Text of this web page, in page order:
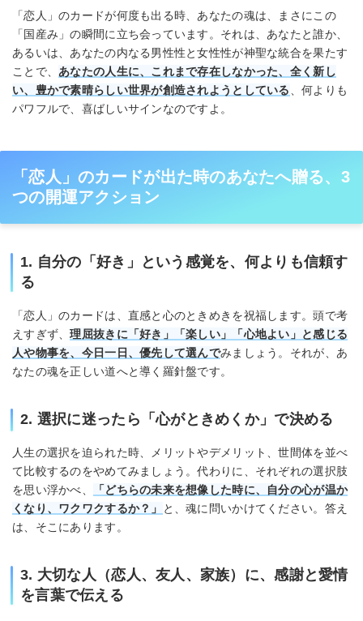
「恋人」のカードが何度も出る時、あなたの魂は、まさにこの
「国産み」の瞬間に立ち会っています。それは、あなたと誰か、
あるいは、あなたの内なる男性性と女性性が神聖な統合を果たす
ことで、 あなたの人生に、これまで存在しなかった、全く新し
い、豊かで素晴らしい世界が創造されようとしている
、何よりも
パワフルで、喜ばしいサインなのですよ。
「恋人」のカードが出た時のあなたへ贈る、3
つの開運アクション
1. 自分の「好き」という感覚を、何よりも信頼す
る
「恋人」のカードは、直感と心のときめきを祝福します。頭で考
えすぎず、理屈抜きに「好き」「楽しい」「心地よい」と感じる
人や物事を、今日一日、優先して選んでみましょう。それが、あ
なたの魂を正しい道へと導く羅針盤です。
2. 選択に迷ったら「心がときめくか」で決める
人生の選択を迫られた時、メリットやデメリット、世間体を並べ
て比較するのをやめてみましょう。代わりに、それぞれの選択肢
を思い浮かべ、
「どちらの未来を想像した時に、自分の心が温か
くなり、ワクワクするか？」
と、魂に問いかけてください。答え
は、そこにあります。
3. 大切な人（恋人、友人、家族）に、感謝と愛情
を言葉で伝える